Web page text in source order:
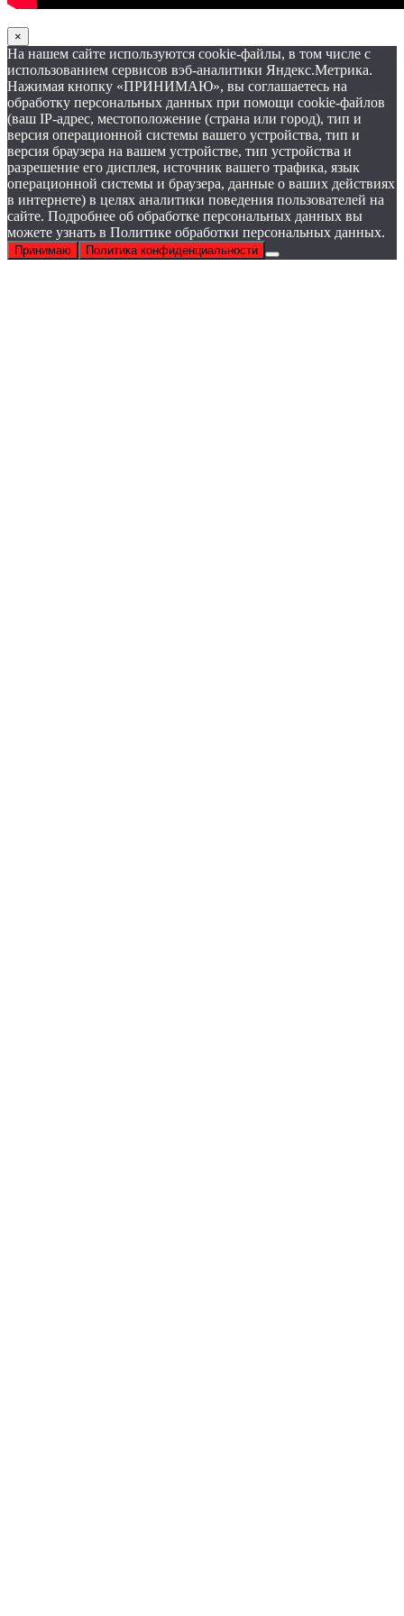
×
На нашем сайте используются cookie-файлы, в том числе с
использованием сервисов вэб-аналитики Яндекс.Метрика.
Нажимая кнопку «ПРИНИМАЮ», вы соглашаетесь на
обработку персональных данных при помощи cookie-файлов
(ваш IP-адрес, местоположение (страна или город), тип и
версия операционной системы вашего устройства, тип и
версия браузера на вашем устройстве, тип устройства и
разрешение его дисплея, источник вашего трафика, язык
операционной системы и браузера, данные о ваших действиях
в интернете) в целях аналитики поведения пользователей на
сайте. Подробнее об обработке персональных данных вы
можете узнать в Политике обработки персональных данных.
Принимаю Политика конфиденциальности